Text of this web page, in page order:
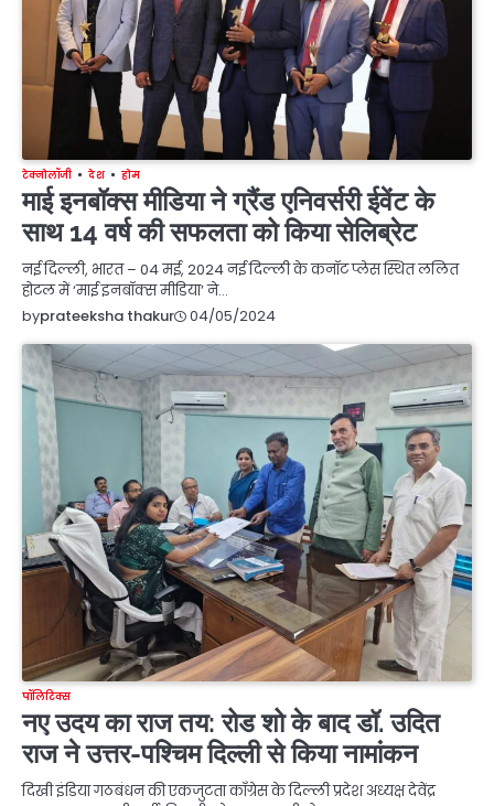
टेक्नोलॉजी देश होम
माई इनबॉक्स मीडिया ने ग्रैंड एनिवर्सरी ईवेंट के
साथ 14 वर्ष की सफलता को किया सेलिब्रेट
नई दिल्ली, भारत – 04 मई, 2024 नई दिल्ली के कनॉट प्लेस स्थित ललित
होटल में ‘माई इनबॉक्स मीडिया’ ने…
byprateeksha thakur 04/05/2024
पॉलिटिक्स
नए उदय का राज तय: रोड शो के बाद डॉ. उदित
राज ने उत्तर-पश्चिम दिल्ली से किया नामांकन
दिखी इंडिया गठबंधन की एकजुटता काँग्रेस के दिल्ली प्रदेश अध्यक्ष देवेंद्र